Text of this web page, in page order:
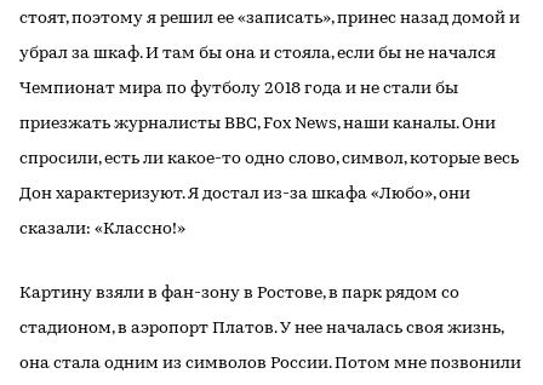
стоят, поэтому я решил ее «записать», принес назад домой и
убрал за шкаф. И там бы она и стояла, если бы не начался
Чемпионат мира по футболу 2018 года и не стали бы
приезжать журналисты BBC, Fox News, наши каналы. Они
спросили, есть ли какое-то одно слово, символ, которые весь
Дон характеризуют. Я достал из-за шкафа «Любо», они
сказали: «Классно!»
Картину взяли в фан-зону в Ростове, в парк рядом со
стадионом, в аэропорт Платов. У нее началась своя жизнь,
она стала одним из символов России. Потом мне позвонили